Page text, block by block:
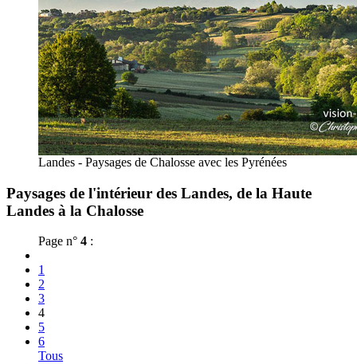
Landes - Paysages de Chalosse avec les Pyrénées
Paysages de l'intérieur des Landes, de la Haute
Landes à la Chalosse
Page n° 4 :
1
2
3
4
5
6
Tous